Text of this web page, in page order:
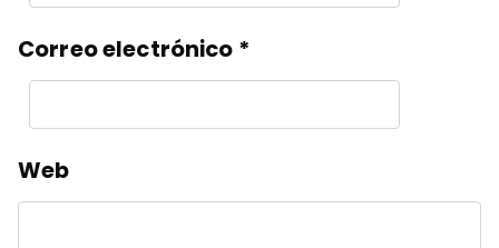
Correo electrónico *
Web